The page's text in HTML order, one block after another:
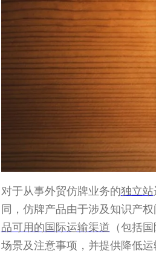
对于从事外贸仿牌业务的独立站
同，仿牌产品由于涉及知识产
品可用的国际运输渠道 （包括
场景及注意事项，并提供降低